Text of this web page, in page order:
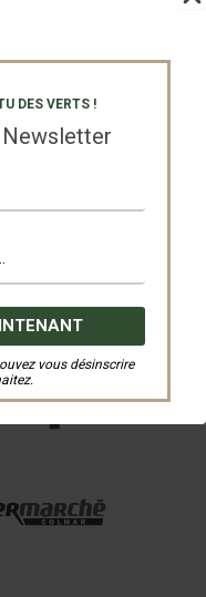
DES VERTS !
Newsletter
vous désinscrire